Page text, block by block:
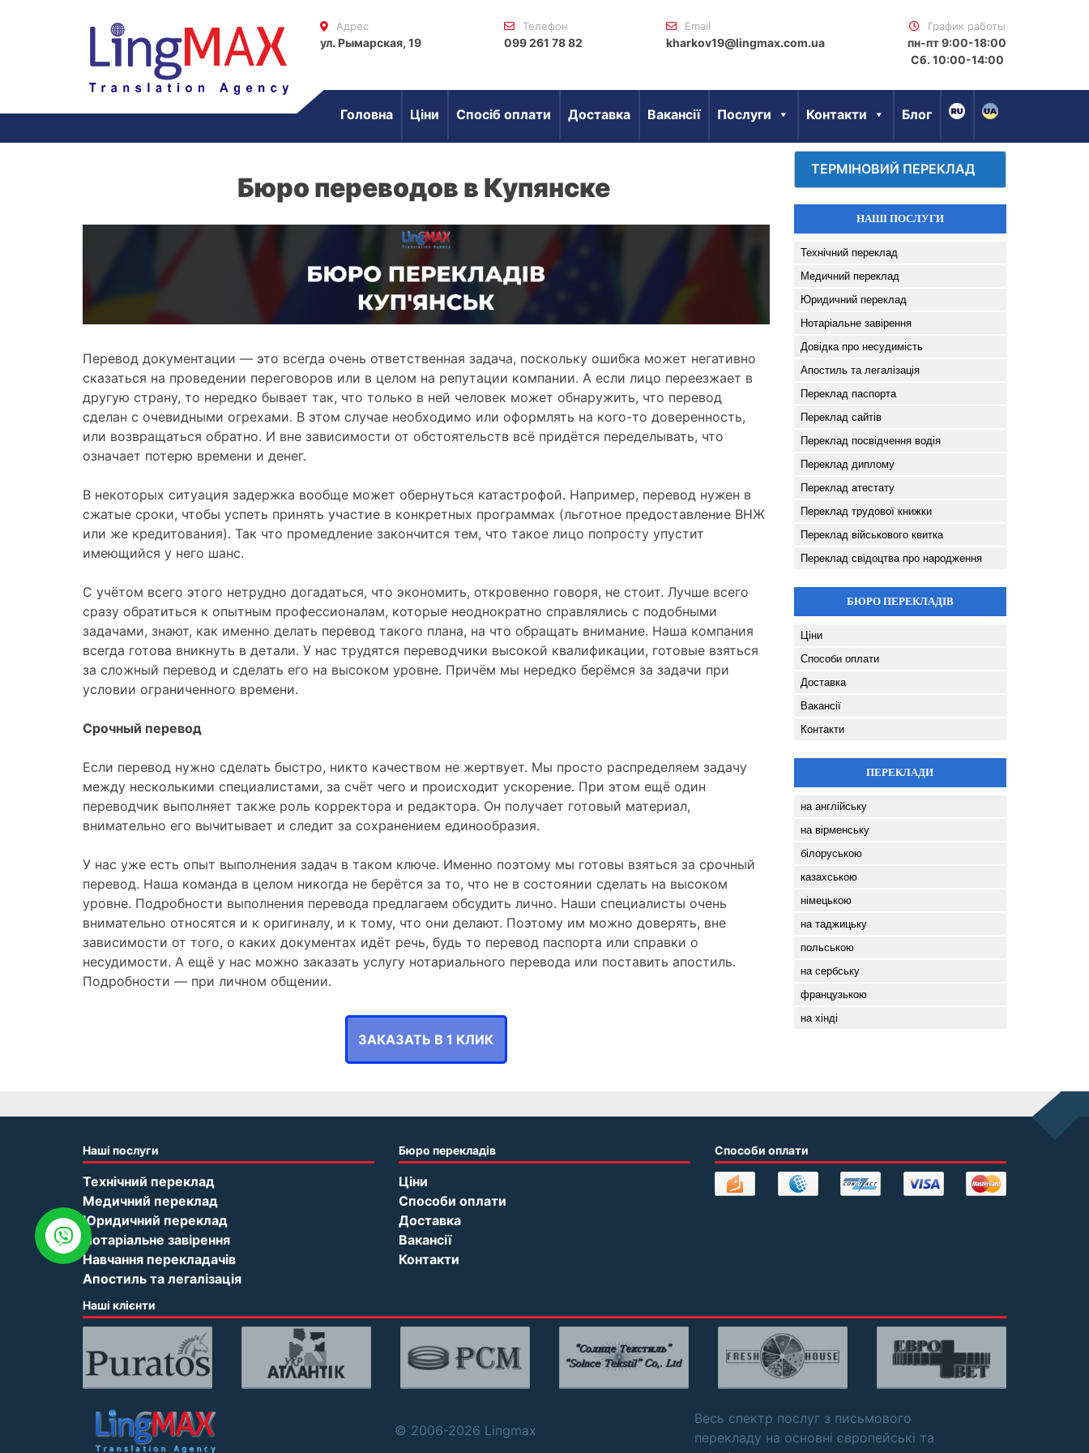
Адрес
ул. Рымарская, 19
Телефон
099 261 78 82
Email
kharkov19@lingmax.com.ua
График работы
пн-пт 9:00-18:00
Сб. 10:00-14:00
Головна Ціни Спосіб оплати Доставка Вакансії Послуги Контакти Блог
Бюро переводов в Купянске
Перевод документации — это всегда очень ответственная задача, поскольку ошибка может негативно
сказаться на проведении переговоров или в целом на репутации компании. А если лицо переезжает в
другую страну, то нередко бывает так, что только в ней человек может обнаружить, что перевод
сделан с очевидными огрехами. В этом случае необходимо или оформлять на кого-то доверенность,
или возвращаться обратно. И вне зависимости от обстоятельств всё придётся переделывать, что
означает потерю времени и денег.
В некоторых ситуация задержка вообще может обернуться катастрофой. Например, перевод нужен в
сжатые сроки, чтобы успеть принять участие в конкретных программах (льготное предоставление ВНЖ
или же кредитования). Так что промедление закончится тем, что такое лицо попросту упустит
имеющийся у него шанс.
С учётом всего этого нетрудно догадаться, что экономить, откровенно говоря, не стоит. Лучше всего
сразу обратиться к опытным профессионалам, которые неоднократно справлялись с подобными
задачами, знают, как именно делать перевод такого плана, на что обращать внимание. Наша компания
всегда готова вникнуть в детали. У нас трудятся переводчики высокой квалификации, готовые взяться
за сложный перевод и сделать его на высоком уровне. Причём мы нередко берёмся за задачи при
условии ограниченного времени.
Срочный перевод
Если перевод нужно сделать быстро, никто качеством не жертвует. Мы просто распределяем задачу
между несколькими специалистами, за счёт чего и происходит ускорение. При этом ещё один
переводчик выполняет также роль корректора и редактора. Он получает готовый материал,
внимательно его вычитывает и следит за сохранением единообразия.
У нас уже есть опыт выполнения задач в таком ключе. Именно поэтому мы готовы взяться за срочный
перевод. Наша команда в целом никогда не берётся за то, что не в состоянии сделать на высоком
уровне. Подробности выполнения перевода предлагаем обсудить лично. Наши специалисты очень
внимательно относятся и к оригиналу, и к тому, что они делают. Поэтому им можно доверять, вне
зависимости от того, о каких документах идёт речь, будь то перевод паспорта или справки о
несудимости. А ещё у нас можно заказать услугу нотариального перевода или поставить апостиль.
Подробности — при личном общении.
ЗАКАЗАТЬ В 1 КЛИК
ТЕРМІНОВИЙ ПЕРЕКЛАД
НАШІ ПОСЛУГИ
Технічний переклад
Медичний переклад
Юридичний переклад
Нотаріальне завірення
Довідка про несудимість
Апостиль та легалізація
Переклад паспорта
Переклад сайтів
Переклад посвідчення водія
Переклад диплому
Переклад атестату
Переклад трудової книжки
Переклад військового квитка
Переклад свідоцтва про народження
БЮРО ПЕРЕКЛАДІВ
Ціни
Способи оплати
Доставка
Вакансії
Контакти
ПЕРЕКЛАДИ
на англійську
на вірменську
білоруською
казахською
німецькою
на таджицьку
польською
на сербську
французькою
на хінді
Наші послуги
Технічний переклад
Медичний переклад
Юридичний переклад
Нотаріальне завірення
Навчання перекладачів
Апостиль та легалізація
Бюро перекладів
Ціни
Способи оплати
Доставка
Вакансії
Контакти
Способи оплати
Наші клієнти
© 2006-2026 Lingmax
Весь спектр послуг з письмового
перекладу на основні європейські та